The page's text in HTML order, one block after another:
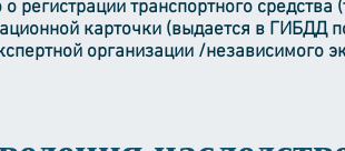
о регистрации транспортного средства
карточки (выдается в ГИБДД
организации /независимого